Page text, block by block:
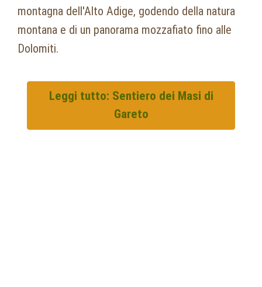
montagna dell'Alto Adige, godendo della natura
montana e di un panorama mozzafiato fino alle
Dolomiti.
Leggi tutto: Sentiero dei Masi di
Gareto